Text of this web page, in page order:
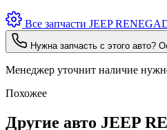
Все запчасти JEEP
Нужна запчасть с этого авто?
Менеджер уточнит наличие
Похожее
Другие авто JEEP